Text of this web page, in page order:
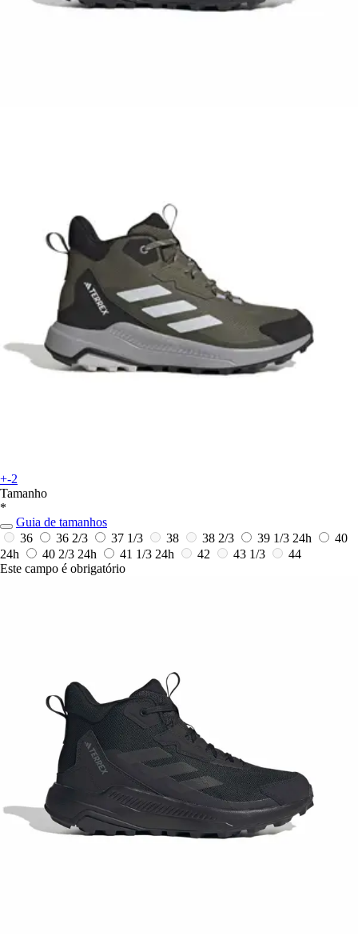
+-2
Tamanho
*
Guia de tamanhos
36
36 2/3 37 1/3 38 38 2/3 39 1/3 24h
40
24h
40 2/3 24h 41 1/3 24h 42 43 1/3
44
Este campo é obrigatório